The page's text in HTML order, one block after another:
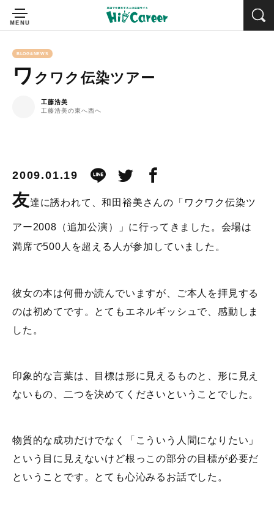
BLOG&NEWS
ワ クワク伝染ツアー
工藤浩美
工藤浩美の東へ西へ
2009.01.19
友達に誘われて、和田裕美さんの「ワクワク伝染ツ
アー2008（追加公演）」に行ってきました。会場は
満席で500人を超える人が参加していました。
彼女の本は何冊か読んでいますが、ご本人を拝見する
のは初めてです。とてもエネルギッシュで、感動しま
した。
印象的な言葉は、目標は形に見えるものと、形に見え
ないもの、二つを決めてくださいということでした。
物質的な成功だけでなく「こういう人間になりたい」
という目に見えないけど根っこの部分の目標が必要だ
ということです。とても心沁みるお話でした。